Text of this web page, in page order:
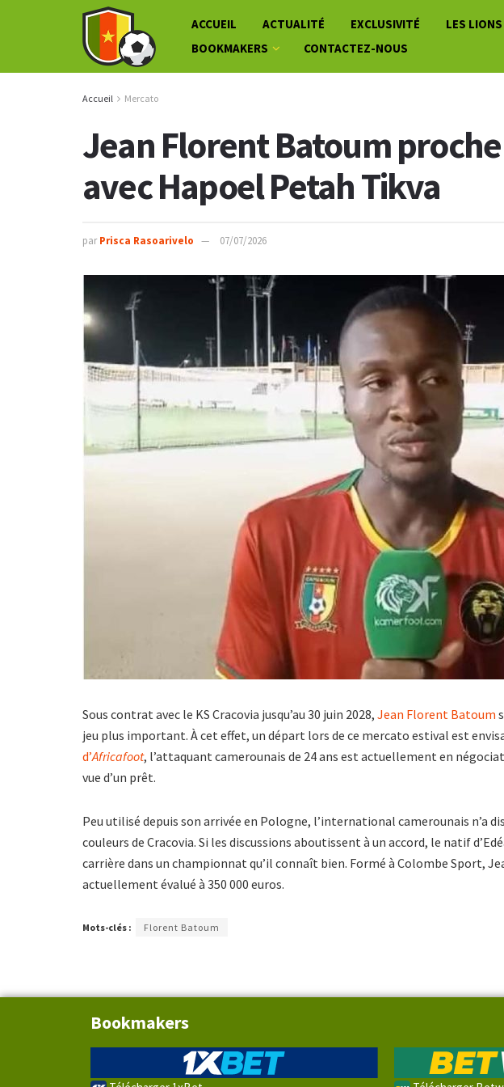
ACCUEIL ACTUALITÉ EXCLUSIVITÉ LES
BOOKMAKERS
CONTACTEZ-NOUS
Accueil Mercato
Jean Florent Batoum proche
avec Hapoel Petah Tikva
par Prisca Rasoarivelo 07/07/2026
Sous contrat avec le KS Cracovia jusqu’au 30 juin 2028, Jean Florent Batoum
jeu plus important. À cet effet, un départ lors de ce mercato estival est
d’Africafoot, l’attaquant camerounais de 24 ans est actuellement en
vue d’un prêt.
Peu utilisé depuis son arrivée en Pologne, l’international camerounais n’a
couleurs de Cracovia. Si les discussions aboutissent à un accord, le natif
carrière dans un championnat qu’il connaît bien. Formé à Colombe Sport,
actuellement évalué à 350 000 euros.
Mots-clés : Florent Batoum
Bookmakers